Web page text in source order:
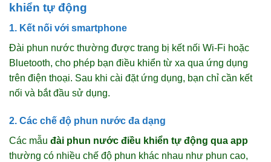
khiển tự động
1. Kết nối với smartphone
Đài phun nước thường được trang bị kết nối Wi-Fi hoặc
Bluetooth, cho phép bạn điều khiển từ xa qua ứng dụng
trên điện thoại. Sau khi cài đặt ứng dụng, bạn chỉ cần kết
nối và bắt đầu sử dụng.
2. Các chế độ phun nước đa dạng
Các mẫu đài phun nước điều khiển tự động qua app
thường có nhiều chế độ phun khác nhau như phun cao,